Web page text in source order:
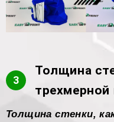
3
Толщина
трехмерной
Толщина стенки,